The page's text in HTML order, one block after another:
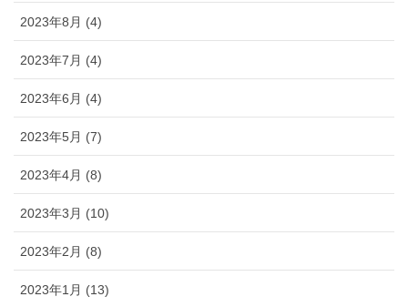
2023年8月 (4)
2023年7月 (4)
2023年6月 (4)
2023年5月 (7)
2023年4月 (8)
2023年3月 (10)
2023年2月 (8)
2023年1月 (13)